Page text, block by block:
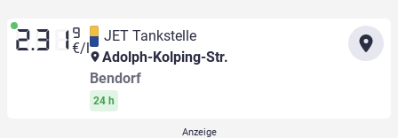
2.31 9
€/l
JET Tankstelle
Adolph-Kolping-Str.
Bendorf
24 h